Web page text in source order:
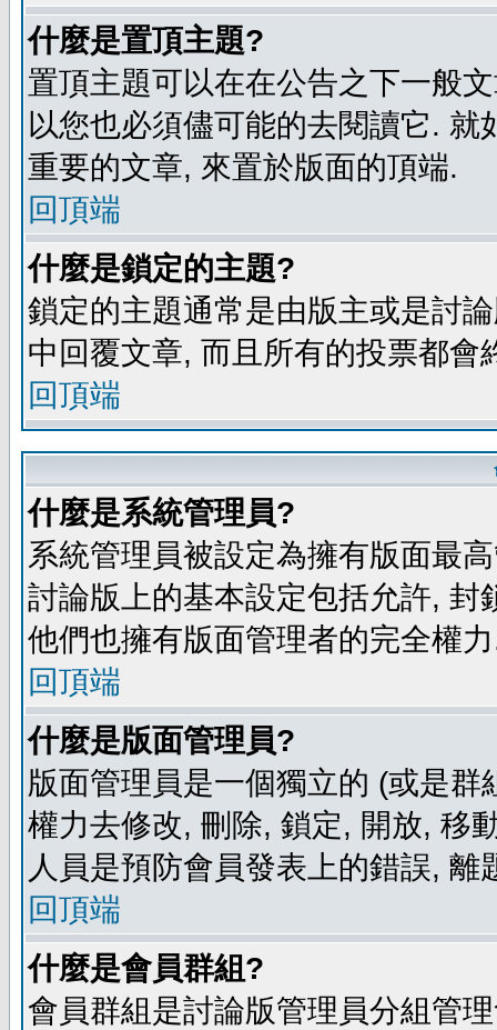
什麼是置頂主題?
置頂主題可以在在公告之下一般
以您也必須儘可能的去閱讀它.
重要的文章, 來置於版面的頂端.
回頂端
什麼是鎖定的主題?
鎖定的主題通常是由版主或是討
中回覆文章, 而且所有的投票都
回頂端
什麼是系統管理員?
系統管理員被設定為擁有版面最
討論版上的基本設定包括允許,
他們也擁有版面管理者的完全權
回頂端
什麼是版面管理員?
版面管理員是一個獨立的 (或是
權力去修改, 刪除, 鎖定, 開放, 移
人員是預防會員發表上的錯誤, 離
回頂端
什麼是會員群組?
會員群組是討論版管理員分組管